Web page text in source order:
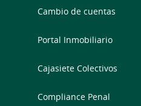
Cambio de cuentas
Portal Inmobiliario
Cajasiete Colectivos
Compliance Penal